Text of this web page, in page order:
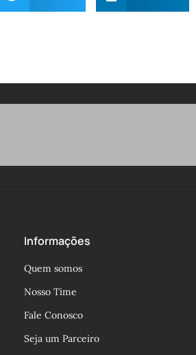
Informações
Quem somos
Nosso Time
Fale Conosco
Seja um Parceiro